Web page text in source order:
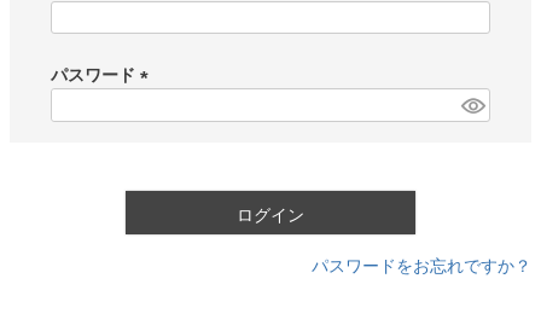
)
パスワード
ログイン
パスワードをお忘れですか？